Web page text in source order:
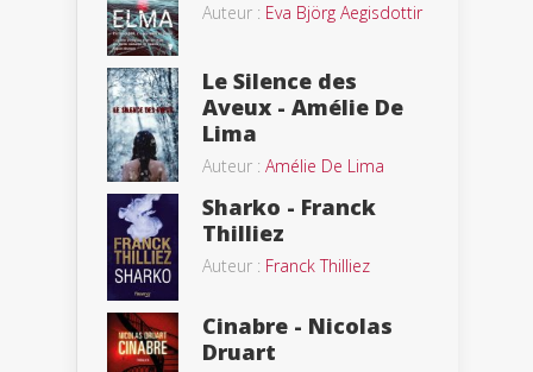
Auteur : Eva Björg Aegisdottir
Le Silence des
Aveux - Amélie De
Lima
Auteur : Amélie De Lima
Sharko - Franck
Thilliez
Auteur : Franck Thilliez
Cinabre - Nicolas
Druart